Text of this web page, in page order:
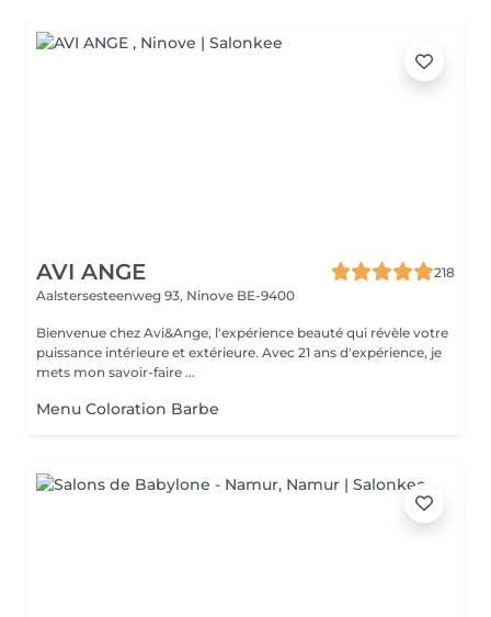
AVI ANGE
218
Aalstersesteenweg 93, Ninove BE-9400
Bienvenue chez Avi&Ange, l'expérience beauté qui révèle votre
puissance intérieure et extérieure. Avec 21 ans d'expérience, je
mets mon savoir-faire ...
Menu Coloration Barbe